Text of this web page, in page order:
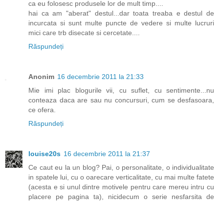
ca eu folosesc produsele lor de mult timp....
hai ca am "aberat" destul...dar toata treaba e destul de
incurcata si sunt multe puncte de vedere si multe lucruri
mici care trb disecate si cercetate....
Răspundeți
Anonim 16 decembrie 2011 la 21:33
Mie imi plac blogurile vii, cu suflet, cu sentimente...nu
conteaza daca are sau nu concursuri, cum se desfasoara,
ce ofera.
Răspundeți
louise20s 16 decembrie 2011 la 21:37
Ce caut eu la un blog? Pai, o personalitate, o individualitate
in spatele lui, cu o oarecare verticalitate, cu mai multe fatete
(acesta e si unul dintre motivele pentru care mereu intru cu
placere pe pagina ta), nicidecum o serie nesfarsita de